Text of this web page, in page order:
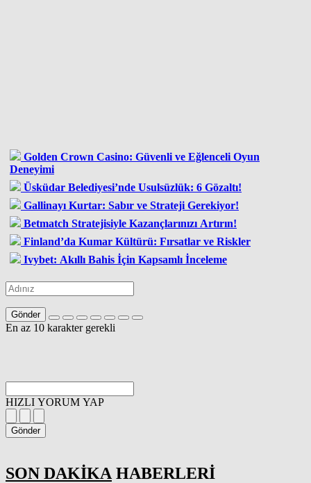
Golden Crown Casino: Güvenli ve Eğlenceli Oyun
Deneyimi
Üsküdar Belediyesi’nde Usulsüzlük: 6 Gözaltı!
Gallinayı Kurtar: Sabır ve Strateji Gerekiyor!
Betmatch Stratejisiyle Kazançlarınızı Artırın!
Finland’da Kumar Kültürü: Fırsatlar ve Riskler
Ivybet: Akıllı Bahis İçin Kapsamlı İnceleme
Gönder
En az 10 karakter gerekli
HIZLI YORUM YAP
Gönder
SON DAKİKA HABERLERİ